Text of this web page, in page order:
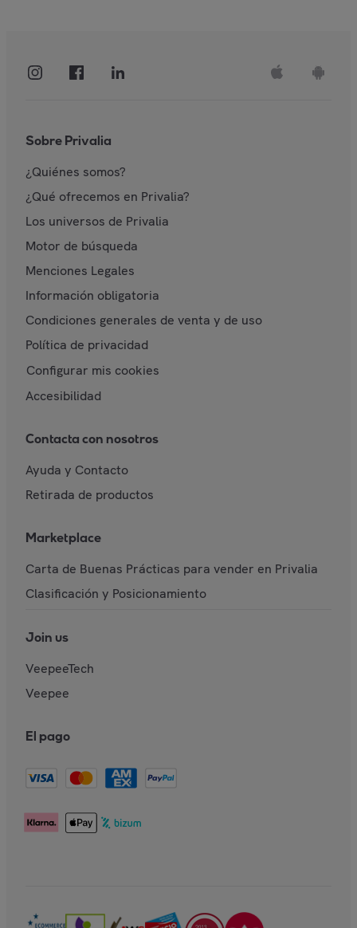
Sobre Privalia
¿Quiénes somos?
¿Qué ofrecemos en Privalia?
Los universos de Privalia
Motor de búsqueda
Menciones Legales
Información obligatoria
Condiciones generales de venta y de uso
Política de privacidad
Configurar mis cookies
Accesibilidad
Contacta con nosotros
Ayuda y Contacto
Retirada de productos
Marketplace
Carta de Buenas Prácticas para vender en Privalia
Clasificación y Posicionamiento
Join us
VeepeeTech
Veepee
El pago